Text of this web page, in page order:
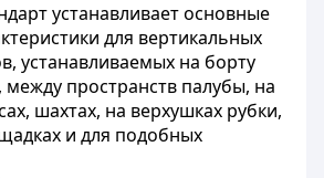
устанавливает основные
для вертикальных
устанавливаемых на борту
между пространств палубы, на
шахтах, на верхушках рубки,
и для подобных